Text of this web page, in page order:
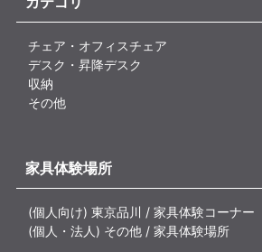
チェア・オフィスチェア
デスク・昇降デスク
収納
その他
家具体験場所
(個人向け) 東京品川 / 家具体験コーナー
(個人・法人) その他 / 家具体験場所